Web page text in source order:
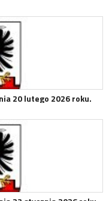
20 lutego 2026 roku.